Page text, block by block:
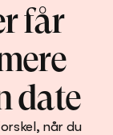
får
date
når du